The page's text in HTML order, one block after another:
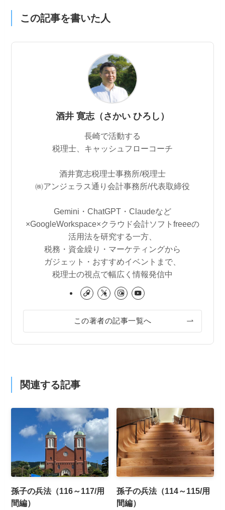
この記事を書いた人
酒井 寛志（さかい ひろし）
長崎で活動する
税理士、キャッシュフローコーチ
酒井寛志税理士事務所/税理士
㈱アンジェラス通り会計事務所/代表取締役
Gemini・ChatGPT・Claudeなど
×GoogleWorkspace×クラウド会計ソフトfreeeの
活用法を研究する一方、
税務・資金繰り・マーケティングから
ガジェット・おすすめイベントまで、
税理士の視点で幅広く情報発信中
この著者の記事一覧へ
関連する記事
孫子の兵法（116～117/用
間編）
孫子の兵法（114～115/用
間編）